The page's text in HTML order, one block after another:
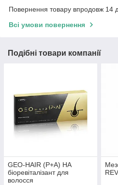
Повернення товару впродовж 14
Всі умови повернення
Подібні товари компанії
GEO-HAIR (P+A) HA
біоревіталізант для
волосся